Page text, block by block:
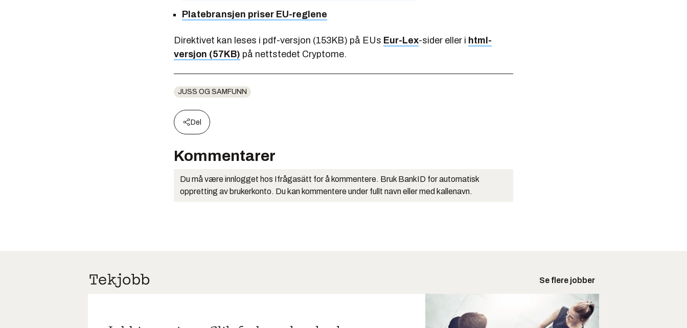
Platebransjen priser EU-reglene
Direktivet kan leses i pdf-versjon (153KB) på EUs Eur-Lex-sider eller i html-
versjon (57KB) på nettstedet Cryptome.
JUSS OG SAMFUNN
Del
Kommentarer
Du må være innlogget hos Ifrågasätt for å kommentere. Bruk BankID for automatisk
oppretting av brukerkonto. Du kan kommentere under fullt navn eller med kallenavn.
Se flere jobber